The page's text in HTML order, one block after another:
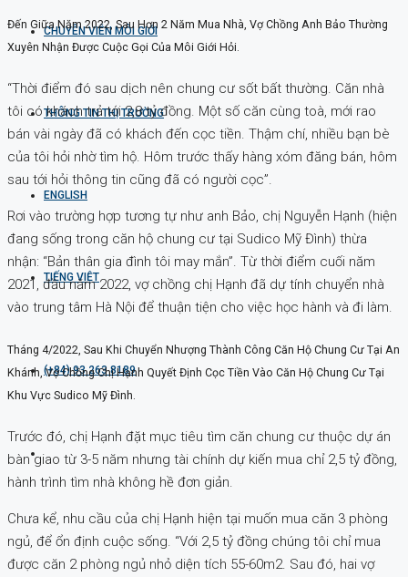
CHUYÊN VIÊN MÔI GIỚI
THÔNG TIN THỊ TRƯỜNG
ENGLISH
TIẾNG VIỆT
(+84) 93 263 8189
Đến Giữa Năm 2022, Sau Hơn 2 Năm Mua Nhà, Vợ Chồng Anh Bảo Thường
Xuyên Nhận Được Cuộc Gọi Của Môi Giới Hỏi.
“Thời điểm đó sau dịch nên chung cư sốt bất thường. Căn nhà
tôi có khách trả tới 2,8 tỷ đồng. Một số căn cùng toà, mới rao
bán vài ngày đã có khách đến cọc tiền. Thậm chí, nhiều bạn bè
của tôi hỏi nhờ tìm hộ. Hôm trước thấy hàng xóm đăng bán, hôm
sau tới hỏi thông tin cũng đã có người cọc”.
Rơi vào trường hợp tương tự như anh Bảo, chị Nguyễn Hạnh (hiện
đang sống trong căn hộ chung cư tại Sudico Mỹ Đình) thừa
nhận: “Bản thân gia đình tôi may mắn”. Từ thời điểm cuối năm
2021, đầu năm 2022, vợ chồng chị Hạnh đã dự tính chuyển nhà
vào trung tâm Hà Nội để thuận tiện cho việc học hành và đi làm.
Tháng 4/2022, Sau Khi Chuyển Nhượng Thành Công Căn Hộ Chung Cư Tại An
Khánh, Vợ Chồng Chị Hạnh Quyết Định Cọc Tiền Vào Căn Hộ Chung Cư Tại
Khu Vực Sudico Mỹ Đình.
Trước đó, chị Hạnh đặt mục tiêu tìm căn chung cư thuộc dự án
bàn giao từ 3-5 năm nhưng tài chính dự kiến mua chỉ 2,5 tỷ đồng,
hành trình tìm nhà không hề đơn giản.
Chưa kể, nhu cầu của chị Hạnh hiện tại muốn mua căn 3 phòng
ngủ, để ổn định cuộc sống. “Với 2,5 tỷ đồng chúng tôi chỉ mua
được căn 2 phòng ngủ nhỏ diện tích 55-60m2. Sau đó, hai vợ